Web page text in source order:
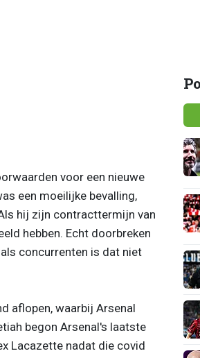
voor een nieuwe
een moeilijke bevalling,
hij zijn contracttermijn van
hebben. Echt doorbreken
concurrenten is dat niet
aflopen, waarbij Arsenal
begon Arsenal's laatste
Lacazette nadat die covid